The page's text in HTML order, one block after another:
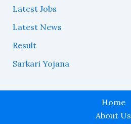
Latest Jobs
Latest News
Result
Sarkari Yojana
Home
About Us